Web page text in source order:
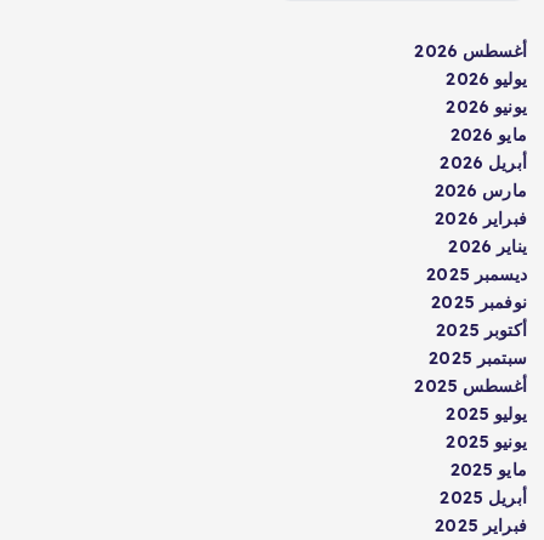
أغسطس 2026
يوليو 2026
يونيو 2026
مايو 2026
أبريل 2026
مارس 2026
فبراير 2026
يناير 2026
ديسمبر 2025
نوفمبر 2025
أكتوبر 2025
سبتمبر 2025
أغسطس 2025
يوليو 2025
يونيو 2025
مايو 2025
أبريل 2025
فبراير 2025